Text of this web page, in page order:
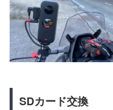
SDカード交換